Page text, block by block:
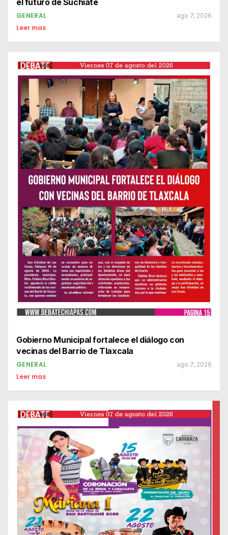
el futuro de Suchiate
GENERAL ago 7, 2026
Leer mas
Gobierno Municipal fortalece el diálogo con
vecinas del Barrio de Tlaxcala
GENERAL ago 7, 2026
Leer mas